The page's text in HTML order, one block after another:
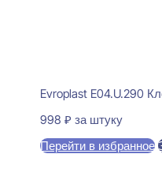
Evroplast E04.U.290
998 ₽ за штуку
Перейти в избранное